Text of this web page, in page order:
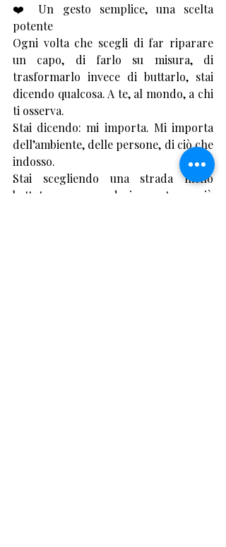
❤️ Un gesto semplice, una scelta
potente
Ogni volta che scegli di far riparare
un capo, di farlo su misura, di
trasformarlo invece di buttarlo, stai
dicendo qualcosa. A te, al mondo, a chi
ti osserva.
Stai dicendo: mi importa. Mi importa
dell’ambiente, delle persone, di ciò che
indosso.
Stai scegliendo una strada meno
battuta, ma decisamente più